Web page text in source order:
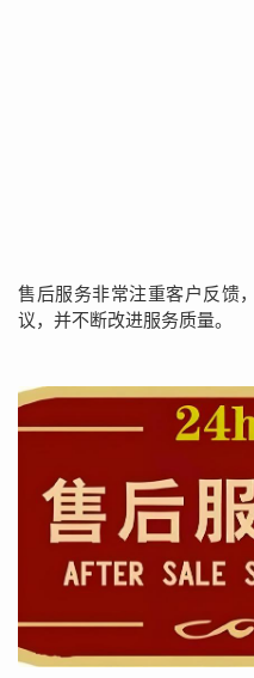
售后服务非常注重客户反馈
议，并不断改进服务质量。